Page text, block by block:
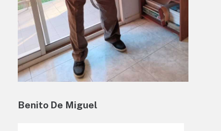
Benito De Miguel